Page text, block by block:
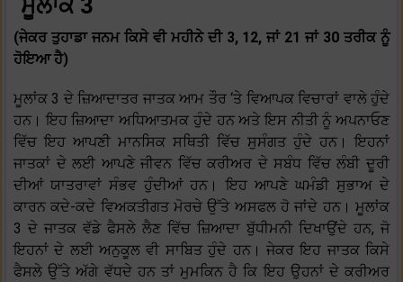
ਮੂਲਾਂਕ 3
(ਜੇਕਰ ਤੁਹਾਡਾ ਜਨਮ ਕਿਸੇ ਵੀ ਮਹੀਨੇ ਦੀ 3, 12, ਜਾਂ 21 ਜਾਂ 30 ਤਰੀਕ ਨੂੰ
ਹੋਇਆ ਹੈ)
ਮੂਲਾਂਕ 3 ਦੇ ਜ਼ਿਆਦਾਤਰ ਜਾਤਕ ਆਮ ਤੌਰ ‘ਤੇ ਵਿਆਪਕ ਵਿਚਾਰਾਂ ਵਾਲੇ ਹੁੰਦੇ
ਹਨ। ਇਹ ਜ਼ਿਆਦਾ ਅਧਿਆਤਮਕ ਹੁੰਦੇ ਹਨ ਅਤੇ ਇਸ ਨੀਤੀ ਨੂੰ ਅਪਨਾਓਣ
ਵਿੱਚ ਇਹ ਆਪਣੀ ਮਾਨਸਿਕ ਸਥਿਤੀ ਵਿੱਚ ਸੁਸੰਗਤ ਹੁੰਦੇ ਹਨ। ਇਹਨਾਂ
ਜਾਤਕਾਂ ਦੇ ਲਈ ਆਪਣੇ ਜੀਵਨ ਵਿੱਚ ਕਰੀਅਰ ਦੇ ਸਬੰਧ ਵਿੱਚ ਲੰਬੀ ਦੂਰੀ
ਦੀਆਂ ਯਾਤਰਾਵਾਂ ਸੰਭਵ ਹੁੰਦੀਆਂ ਹਨ। ਇਹ ਆਪਣੇ ਘਮੰਡੀ ਸੁਭਾਅ ਦੇ
ਕਾਰਨ ਕਦੇ-ਕਦੇ ਵਿਅਕਤੀਗਤ ਮੋਰਚੇ ਉੱਤੇ ਅਸਫਲ ਹੋ ਜਾਂਦੇ ਹਨ। ਮੂਲਾਂਕ
3 ਦੇ ਜਾਤਕ ਵੱਡੇ ਫੈਸਲੇ ਲੈਣ ਵਿੱਚ ਜ਼ਿਆਦਾ ਬੁੱਧੀਮਨੀ ਦਿਖਾਉਂਦੇ ਹਨ, ਜੋ
ਇਹਨਾਂ ਦੇ ਲਈ ਅਨੁਕੂਲ ਵੀ ਸਾਬਿਤ ਹੁੰਦੇ ਹਨ। ਜੇਕਰ ਇਹ ਜਾਤਕ ਕਿਸੇ
ਫੈਸਲੇ ਉੱਤੇ ਅੱਗੇ ਵੱਧਦੇ ਹਨ ਤਾਂ ਮੁਮਕਿਨ ਹੈ ਕਿ ਇਹ ਉਹਨਾਂ ਦੇ ਕਰੀਅਰ